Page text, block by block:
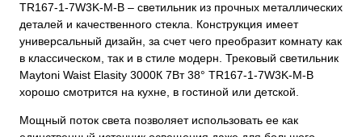
TR167-1-7W3K-M-B – светильник из прочных металлических
деталей и качественного стекла. Конструкция имеет
универсальный дизайн, за счет чего преобразит комнату как
в классическом, так и в стиле модерн. Трековый светильник
Maytoni Waist Elasity 3000К 7Вт 38° TR167-1-7W3K-M-B
хорошо смотрится на кухне, в гостиной или детской.
Мощный поток света позволяет использовать ее как